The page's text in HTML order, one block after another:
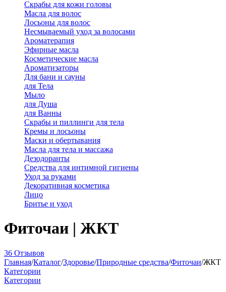
Скрабы для кожи головы
Масла для волос
Лосьоны для волос
Несмываемый уход за волосами
Ароматерапия
Эфирные масла
Косметические масла
Ароматизаторы
Для бани и сауны
для Тела
Мыло
для Душа
для Ванны
Скрабы и пиллинги для тела
Кремы и лосьоны
Маски и обертывания
Масла для тела и массажа
Дезодоранты
Средства для интимной гигиены
Уход за руками
Декоративная косметика
Лицо
Бритье и уход
Фиточаи | ЖКТ
36 Отзывов
Главная/Каталог/Здоровье/Природные средства/Фиточаи/ЖКТ
Категории
Категории